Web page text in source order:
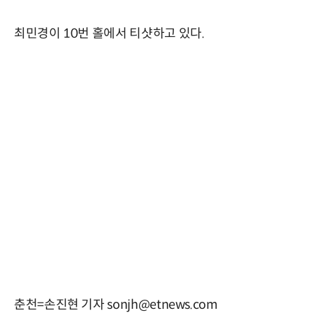
최민경이 10번 홀에서 티샷하고 있다.
춘천=손진현 기자 sonjh@etnews.com